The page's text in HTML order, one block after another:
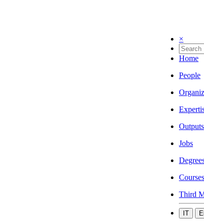
×
Home
People
Outputs
Jobs
Courses
Third
IT